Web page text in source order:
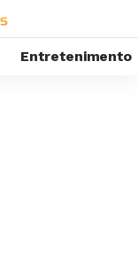
Entretenimento